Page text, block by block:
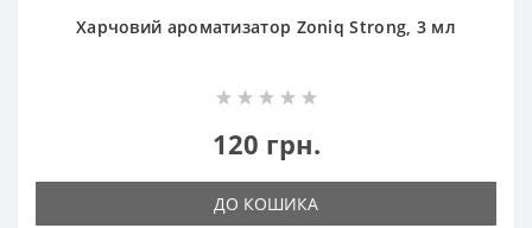
Харчовий ароматизатор Zoniq Strong, 3 мл
120 грн.
ДО КОШИКА